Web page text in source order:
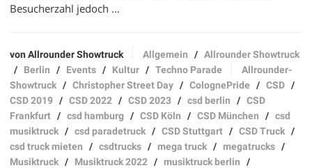
Besucherzahl jedoch …
von Allrounder Showtruck Allgemein /Allrounder Showtruck
/ Berlin / Events / Kultur /Techno Parade
Allrounder-
Showtruck /Christopher Street Day /ColognePride /CSD /
CSD 2019 /CSD 2022 /CSD 2023 /csd berlin /CSD
Frankfurt /csd hamburg /CSD Köln /CSD München /csd
musiktruck /csd paradetruck /CSD Stuttgart /CSD Truck /
csd truck mieten /csdtrucks /mega truck /megatrucks /
Musiktruck / Musiktruck 2022 /musiktruck berlin /